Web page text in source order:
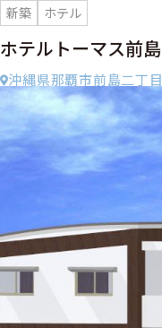
新築 ホテル
ホテルトーマス前島
沖縄県那覇市前島二丁目